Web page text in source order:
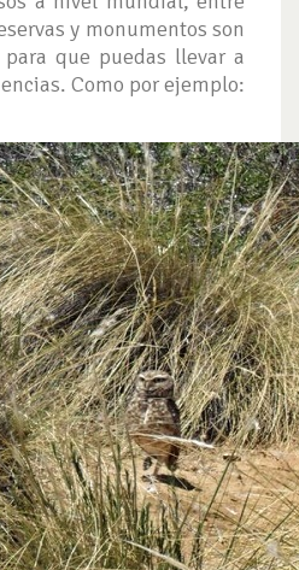
y monumentos son
que puedas llevar a
Como por ejemplo: